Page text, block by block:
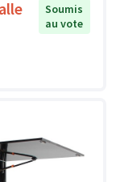
Soumis
au vote